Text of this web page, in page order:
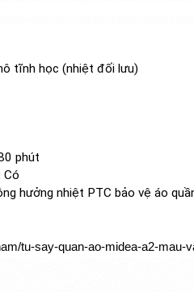
tĩnh học (nhiệt đối lưu)
phút
Có
hưởng nhiệt PTC bảo vệ áo
tu-say-quan-ao-midea-a2-mau-